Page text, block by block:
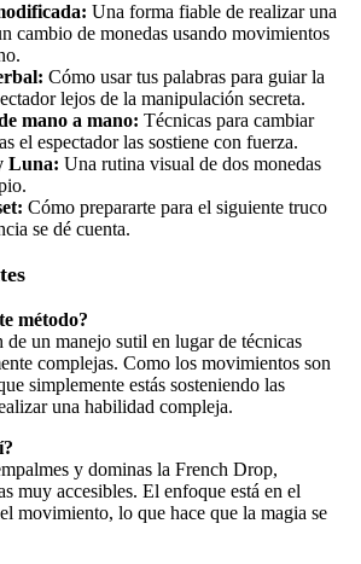
Una forma fiable de realizar una
cambio de monedas usando movimientos
Cómo usar tus palabras para guiar la
lejos de la manipulación secreta.
mano a mano: Técnicas para cambiar
el espectador las sostiene con fuerza.
Luna: Una rutina visual de dos monedas
Cómo prepararte para el siguiente truco
se dé cuenta.
método?
de un manejo sutil en lugar de técnicas
complejas. Como los movimientos son
simplemente estás sosteniendo las
una habilidad compleja.
y dominas la French Drop,
muy accesibles. El enfoque está en el
movimiento, lo que hace que la magia se